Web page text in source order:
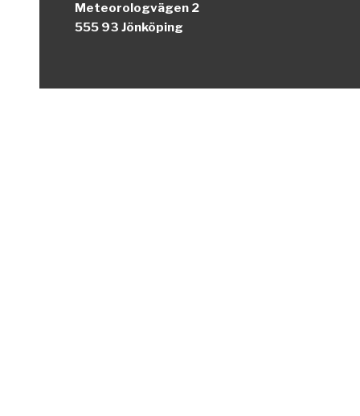
Meteorologvägen 2
555 93 Jönköping